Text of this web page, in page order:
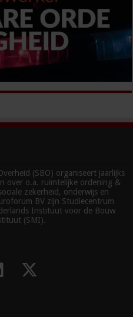
(SBO) organiseert jaarlijks
over o.a. ruimtelijke ordening &
zekerheid, onderwijs en
BV zijn Studiecentrum
Instituut voor de Bouw
(SMI).